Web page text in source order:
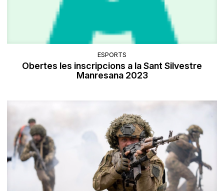
ESPORTS
Obertes les inscripcions a la Sant Silvestre
Manresana 2023